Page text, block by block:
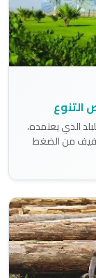
التنوع
الذي يعتمده،
من الضغط
التلوث
العدالة